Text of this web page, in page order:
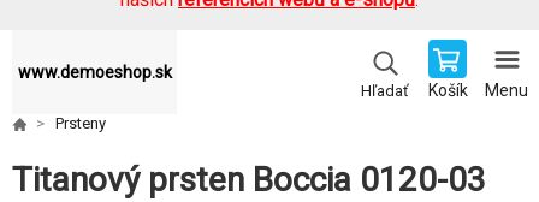
www.demoeshop.sk
Hľadať Košík Menu
Prsteny
Titanový prsten Boccia 0120-03